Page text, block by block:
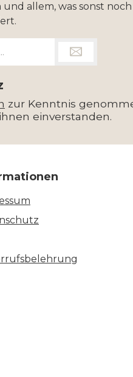
allem, was sonst noch
zur Kenntnis
einverstanden.